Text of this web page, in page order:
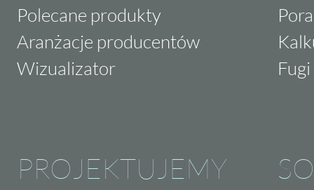
Polecane produkty
Aranżacje producentów
Wizualizator
PROJEKTUJEMY